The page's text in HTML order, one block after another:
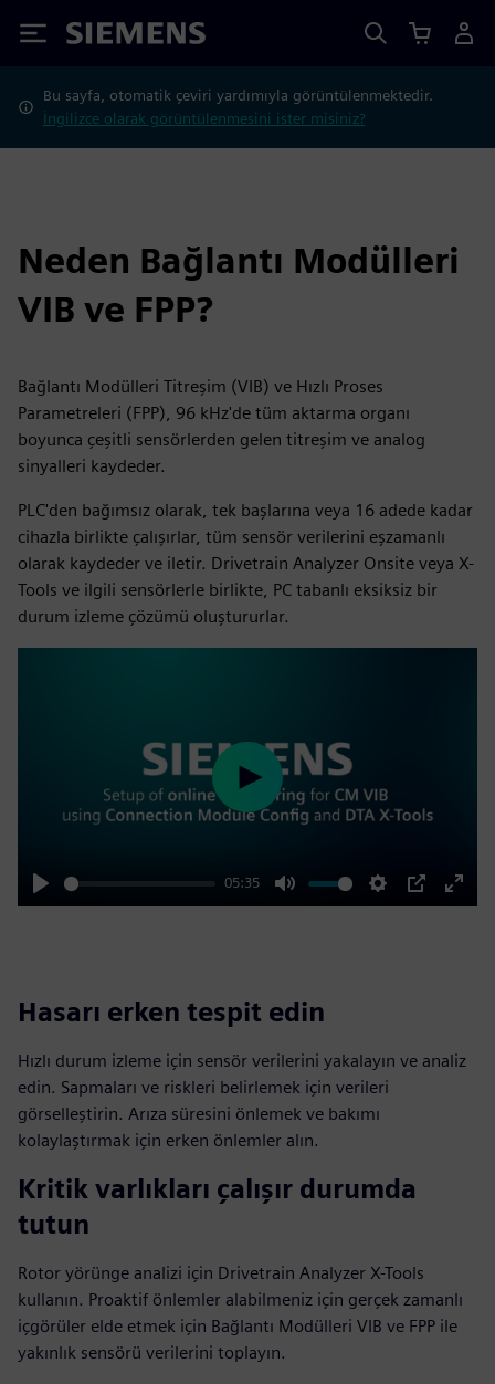
Siemens
Bu sayfa, otomatik çeviri yardımıyla görüntülenmektedir.
İngilizce olarak görüntülenmesini ister misiniz?
Neden Bağlantı Modülleri
VIB ve FPP?
Bağlantı Modülleri Titreşim (VIB) ve Hızlı Proses
Parametreleri (FPP), 96 kHz'de tüm aktarma organı
boyunca çeşitli sensörlerden gelen titreşim ve analog
sinyalleri kaydeder.
PLC'den bağımsız olarak, tek başlarına veya 16 adede kadar
cihazla birlikte çalışırlar, tüm sensör verilerini eşzamanlı
olarak kaydeder ve iletir. Drivetrain Analyzer Onsite veya X-
Tools ve ilgili sensörlerle birlikte, PC tabanlı eksiksiz bir
durum izleme çözümü oluştururlar.
Play
05:35
Mute Settings
PIP
Enter
Play
Hasarı erken tespit edin
Hızlı durum izleme için sensör verilerini yakalayın ve analiz
edin. Sapmaları ve riskleri belirlemek için verileri
görselleştirin. Arıza süresini önlemek ve bakımı
kolaylaştırmak için erken önlemler alın.
Kritik varlıkları çalışır durumda
tutun
Rotor yörünge analizi için Drivetrain Analyzer X-Tools
kullanın. Proaktif önlemler alabilmeniz için gerçek zamanlı
içgörüler elde etmek için Bağlantı Modülleri VIB ve FPP ile
yakınlık sensörü verilerini toplayın.